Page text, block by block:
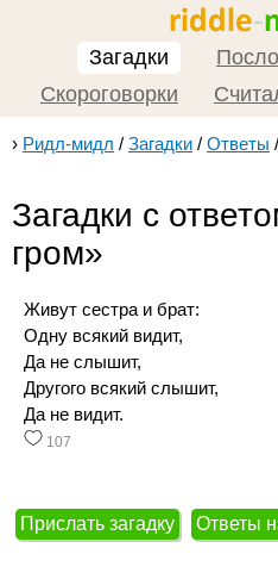
Загадки
Скороговорки
› Ридл-мидл / Загадки / Ответы /
Загадки с
гром»
Живут сестра и брат:
Одну всякий видит,
Да не слышит,
Другого всякий слышит,
Да не видит.
107
Прислать загадку Ответы